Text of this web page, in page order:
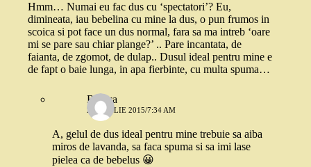
Hmm… Numai eu fac dus cu ‘spectatori’? Eu,
dimineata, iau bebelina cu mine la dus, o pun frumos in
scoica si pot face un dus normal, fara sa ma intreb ‘oare
mi se pare sau chiar plange?’ .. Pare incantata, de
faianta, de zgomot, de dulap.. Dusul ideal pentru mine e
de fapt o baie lunga, in apa fierbinte, cu multa spuma…
Raluca
24 APRILIE 2015/7:34 AM
A, gelul de dus ideal pentru mine trebuie sa aiba
miros de lavanda, sa faca spuma si sa imi lase
pielea ca de bebelus 😀